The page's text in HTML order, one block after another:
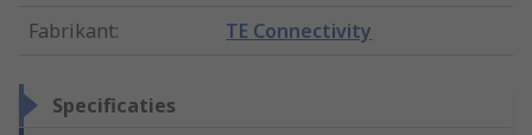
Fabrikant: TE Connectivity
Specificaties